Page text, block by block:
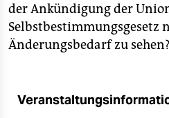
der Ankündigung der
Selbstbestimmungsgesetz
Änderungsbedarf zu sehen?